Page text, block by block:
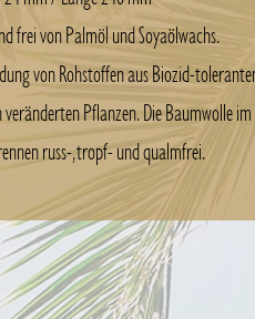
frei von Palmöl und Soyaölwachs.
von Rohstoffen aus Biozid-
Pflanzen. Die Baumwolle
russ-, tropf- und qualmfrei.